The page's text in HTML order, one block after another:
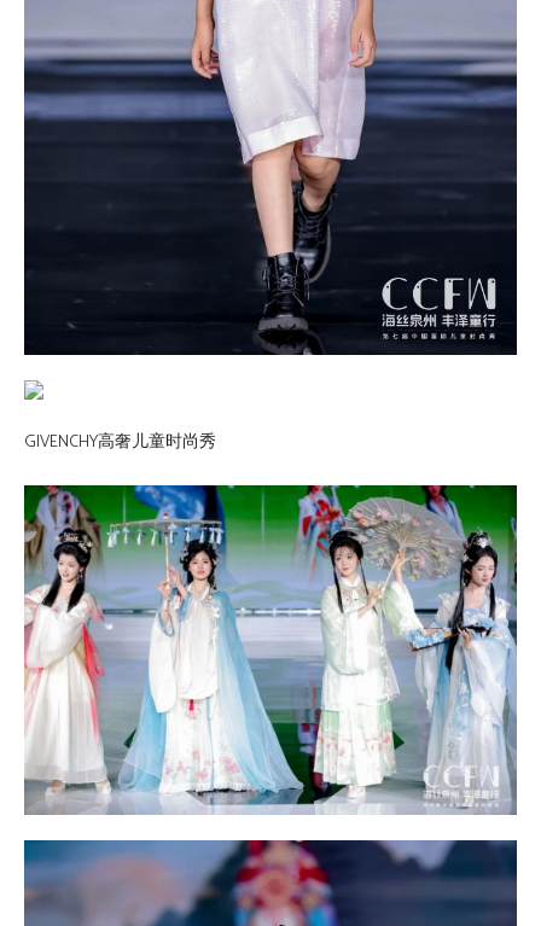
GIVENCHY高奢儿童时尚秀